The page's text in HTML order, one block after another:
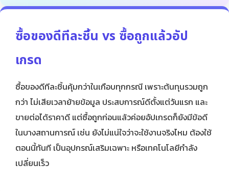
ซื้อของดีทีละชิ้น vs ซื้อถูกแล้วอัป
เกรด
ซื้อของดีทีละชิ้นคุ้มกว่าในเกือบทุกกรณี เพราะต้นทุนรวมถูก
กว่า ไม่เสียเวลาย้ายข้อมูล ประสบการณ์ดีตั้งแต่วันแรก และ
ขายต่อได้ราคาดี แต่ซื้อถูกก่อนแล้วค่อยอัปเกรดก็ยังมีข้อดี
ในบางสถานการณ์ เช่น ยังไม่แน่ใจว่าจะใช้งานจริงไหม ต้องใช้
ตอนนี้ทันที เป็นอุปกรณ์เสริมเฉพาะ หรือเทคโนโลยีกำลัง
เปลี่ยนเร็ว